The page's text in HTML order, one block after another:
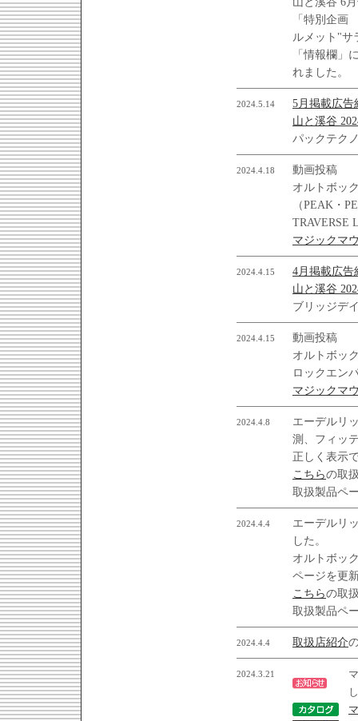
「特別企画
ルメット"サ
「情報欄」
れました。
2024.5.14
5月掲載広告
山と溪谷
パックテク
2024.4.18
動画投稿
オルトボッ
（PEAK・
TRAVERSE
マジックマ
2024.4.15
4月掲載広告
山と溪谷
ブリッジデ
2024.4.15
動画投稿
オルトボッ
ロックエン
マジックマ
2024.4.8
エーデルリ
測、フィッ
正しく表示
こちらの取
取扱製品ペ
2024.4.4
エーデルリ
した。
オルトボッ
ページを更
こちらの取
取扱製品ペ
2024.4.4 取扱店紹介
2024.3.21